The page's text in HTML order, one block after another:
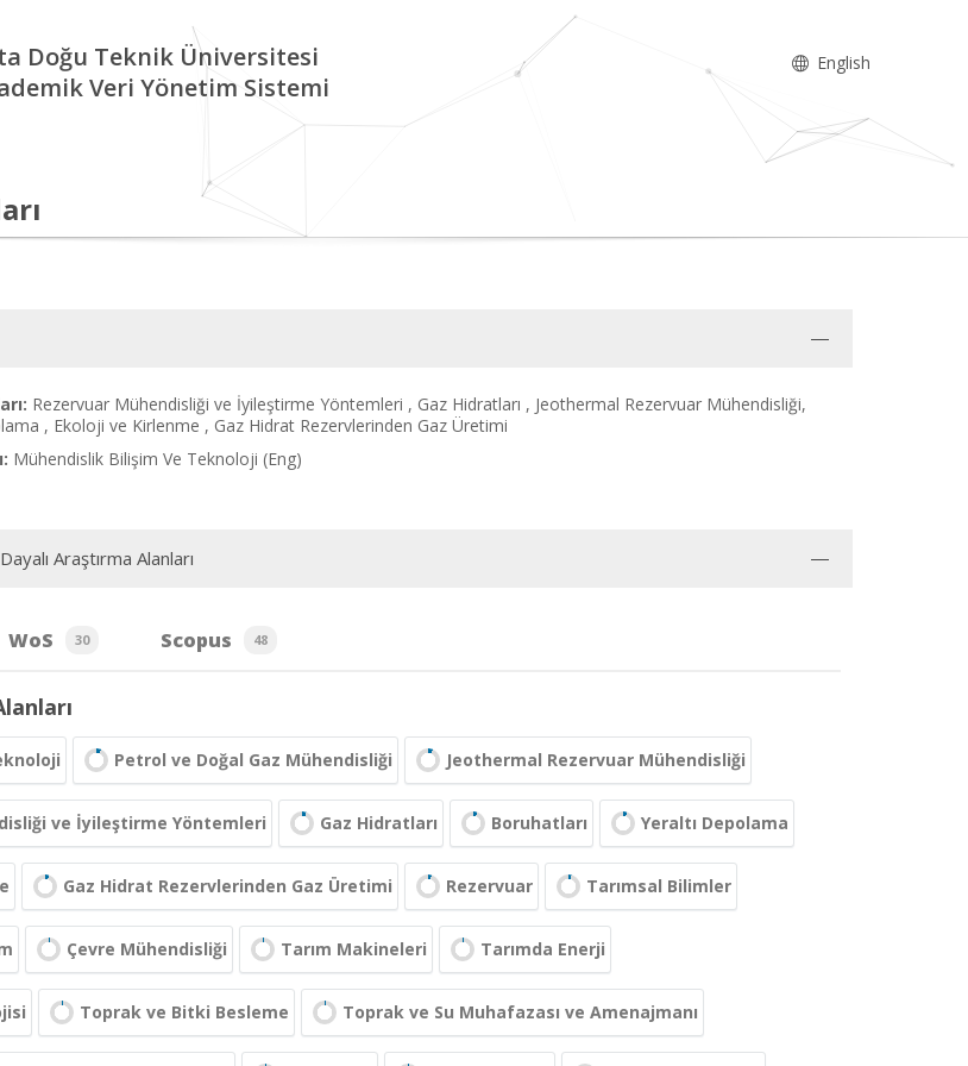
Doğu Teknik Üniversitesi
Veri Yönetim Sistemi
English
Rezervuar Mühendisliği ve İyileştirme Yöntemleri , Gaz Hidratları , Jeothermal Rezervuar Mühendisliği,
, Ekoloji ve Kirlenme , Gaz Hidrat Rezervlerinden Gaz Üretimi
Mühendislik Bilişim Ve Teknoloji (Eng)
Araştırma Alanları
WoS 30 Scopus 48
Petrol ve Doğal Gaz Mühendisliği Jeothermal Rezervuar Mühendisliği
ve İyileştirme Yöntemleri Gaz Hidratları Boruhatları Yeraltı Depolama
Gaz Hidrat Rezervlerinden Gaz Üretimi Rezervuar Tarımsal Bilimler
Çevre Mühendisliği Tarım Makineleri Tarımda Enerji
Toprak ve Bitki Besleme Toprak ve Su Muhafazası ve Amenajmanı